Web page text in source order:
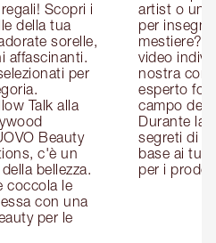
Scopri i
della tua
sorelle,
affascinanti.
per
Talk alla
Beauty
c'è un
bellezza.
coccola le
con una
per le
artist o un
per
mestiere?
video
nostra
esperto
campo del
Durante la
segreti di
base ai
per i